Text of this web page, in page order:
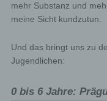
mehr Substanz und
meine Sicht kundzutun.
Und das bringt uns zu
Jugendlichen:
0 bis 6 Jahre: